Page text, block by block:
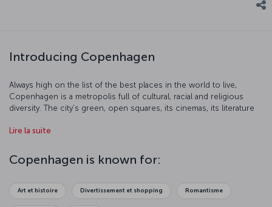
Introducing Copenhagen
Always high on the list of the best places in the world to live,
Copenhagen is a metropolis full of cultural, racial and religious
diversity. The city’s green, open squares, its cinemas, its literature
is unique. Copenhagen’s restaurants combine Scandinavian cuisine
a kind, particularly when it comes to seafood. You'll find
Copenhagen's architecture, palaces, parks and sculptures reflect
exploring as much as you can. One of the best ways to discover
Lire la suite
Copenhagen is known for:
Art et histoire Divertissement et shopping Romantisme